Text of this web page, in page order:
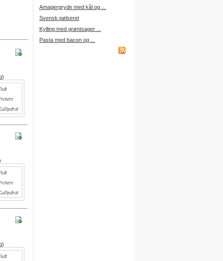
Indkøbsliste på SMS
på SMS.
For at benytte SMS funktionen,
købt et abonnement.
Amagergryde med kål og ...
Svensk pølseret
Kylling med grøntsager ...
Pasta med bacon og ...